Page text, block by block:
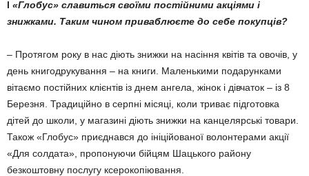
l «Глобус» славиться сво­­їми постійними акціями і
знижками. Таким чином при­ваблюєте до себе покупців?
– Протягом року в нас діють знижки на насіння квітів та ово­чів, у
день книгодрукування – на книги. Маленькими подарун­ками
вітаємо постійних клієнтів із днем ангела, жінок і дівчаток – із 8
Березня. Традиційно в сер­пні місяці, коли триває підго­товка
дітей до школи, у магазині діють знижки на канцелярські товари.
Також «Глобус» приєд­нався до ініційованої волон­те­рами акції
«Для солдата», про­понуючи бійцям Шацького ра­йону
безкоштовну послугу ксе­рокопіювання.